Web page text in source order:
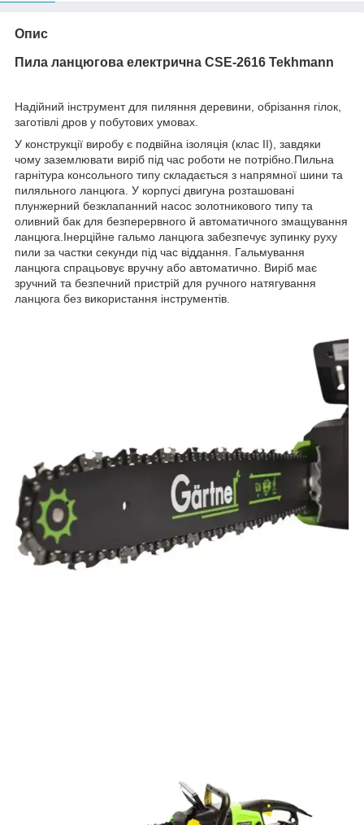
Опис
Пила ланцюгова електрична CSE-2616 Tekhmann
Надійний інструмент для пиляння деревини, обрізання гілок,
заготівлі дров у побутових умовах.
У конструкції виробу є подвійна ізоляція (клас II), завдяки
чому заземлювати виріб під час роботи не потрібно.Пильна
гарнітура консольного типу складається з напрямної шини та
пиляльного ланцюга. У корпусі двигуна розташовані
плунжерний безклапанний насос золотникового типу та
оливний бак для безперервного й автоматичного змащування
ланцюга.Інерційне гальмо ланцюга забезпечує зупинку руху
пили за частки секунди під час віддання. Гальмування
ланцюга спрацьовує вручну або автоматично. Виріб має
зручний та безпечний пристрій для ручного натягування
ланцюга без використання інструментів.